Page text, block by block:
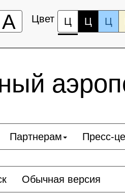
А Цвет Ц Ц Ц
Партнерам Пресс-
Обычная версия